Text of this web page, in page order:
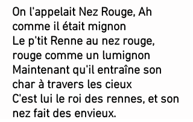
On l'appelait Nez Rouge, Ah
comme il était mignon
Le p'tit Renne au nez rouge,
rouge comme un lumignon
Maintenant qu'il entraîne son
char à travers les cieux
C'est lui le roi des rennes, et son
nez fait des envieux.